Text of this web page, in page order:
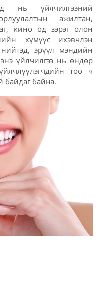
нь үйлчилгээний
ажилтан,
кино од зэрэг олон
хүмүүс ихэвчлэн
эрүүл мэндийн
үйлчилгээ нь өндөр
тоо ч
байдаг байна.